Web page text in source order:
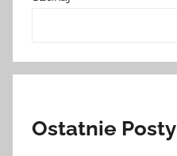
Ostatnie Posty